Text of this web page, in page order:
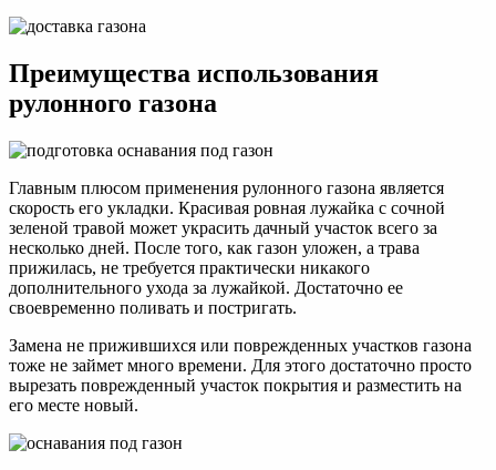
Преимущества использования
рулонного газона
Главным плюсом применения рулонного газона является
скорость его укладки. Красивая ровная лужайка с сочной
зеленой травой может украсить дачный участок всего за
несколько дней. После того, как газон уложен, а трава
прижилась, не требуется практически никакого
дополнительного ухода за лужайкой. Достаточно ее
своевременно поливать и постригать.
Замена не прижившихся или поврежденных участков газона
тоже не займет много времени. Для этого достаточно просто
вырезать поврежденный участок покрытия и разместить на
его месте новый.